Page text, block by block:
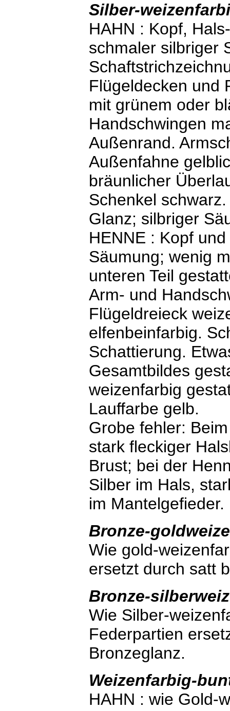
Silber-
HAHN : Kopf,
schmaler silbriger
Flügeldecken und
mit grünem oder
Handschwingen
Außenrand.
Außenfahne
bräunlicher
Schenkel
Glanz; silbriger
HENNE : Kopf
Säumung; wenig
unteren Teil
Arm- und
Flügeldreieck
elfenbeinfarbig.
Schattierung.
Gesamtbildes
weizenfarbig
Lauffarbe gelb.
Grobe fehler:
stark fleckiger
Brust; bei der
Silber im Hals,
im Mantelgefieder.
Bronze-
Wie gold-
ersetzt durch satt
Bronze-
Wie Silber-
Federpartien
Bronzeglanz.
Weizenfarbig-
HAHN : wie Gold-